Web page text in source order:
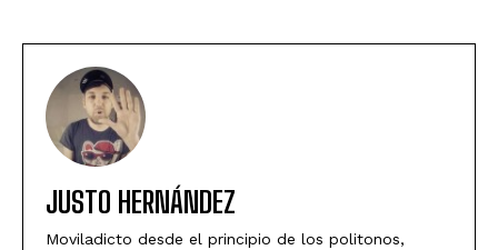
JUSTO HERNÁNDEZ
Moviladicto desde el principio de los politonos,